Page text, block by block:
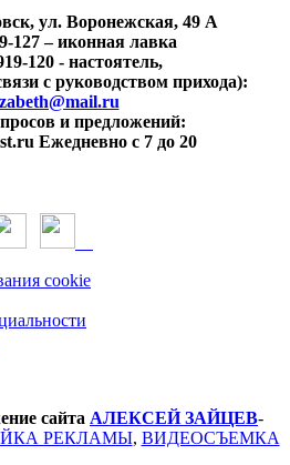
ул. Воронежская, 49 А
127 – иконная лавка
120 - настоятель,
с руководством прихода):
и предложений:
Ежедневно с 7 до 20
cookie
сайта АЛЕКСЕЙ ЗАЙЦЕВ-
РЕКЛАМЫ, ВИДЕОСЪЕМКА